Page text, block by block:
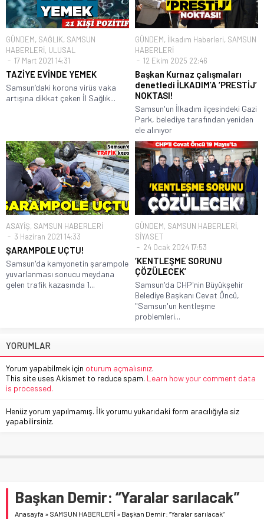
GÜNDEM, SAĞLIK, SAMSUN
HABERLERİ, ULUSAL
17 Mart 2021 14:31
TAZİYE EVİNDE YEMEK
Samsun’daki korona virüs vaka
artışına dikkat çeken İl Sağlık...
GÜNDEM, İlkadım Haberleri, SAMSUN
HABERLERİ
12 Ekim 2025 22:46
Başkan Kurnaz çalışmaları
denetledi İLKADIM’A ‘PRESTİJ’
NOKTASI!
Samsun'un İlkadım ilçesindeki Gazi
Park, belediye tarafından yeniden
ele alınıyor
ASAYİŞ, SAMSUN HABERLERİ
3 Haziran 2021 14:33
ŞARAMPOLE UÇTU!
Samsun'da kamyonetin şarampole
yuvarlanması sonucu meydana
gelen trafik kazasında 1...
GÜNDEM, SAMSUN HABERLERİ,
SİYASET
24 Ocak 2024 17:53
‘KENTLEŞME SORUNU
ÇÖZÜLECEK’
Samsun'da CHP'nin Büyükşehir
Belediye Başkanı Cevat Öncü,
"Samsun'un kentleşme
problemleri...
YORUMLAR
Yorum yapabilmek için oturum açmalısınız.
This site uses Akismet to reduce spam. Learn how your comment data
is processed.
Henüz yorum yapılmamış. İlk yorumu yukarıdaki form aracılığıyla siz
yapabilirsiniz.
Başkan Demir: “Yaralar sarılacak”
Anasayfa » SAMSUN HABERLERİ » Başkan Demir: “Yaralar sarılacak”